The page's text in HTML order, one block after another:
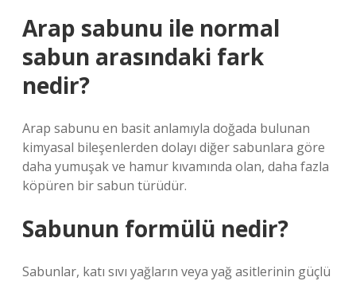
Arap sabunu ile normal
sabun arasındaki fark
nedir?
Arap sabunu en basit anlamıyla doğada bulunan
kimyasal bileşenlerden dolayı diğer sabunlara göre
daha yumuşak ve hamur kıvamında olan, daha fazla
köpüren bir sabun türüdür.
Sabunun formülü nedir?
Sabunlar, katı sıvı yağların veya yağ asitlerinin güçlü